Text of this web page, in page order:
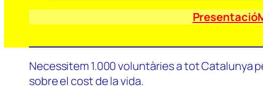
Presentació
Necessitem 1.000 voluntàries a tot Catalunya
sobre el cost de la vida.